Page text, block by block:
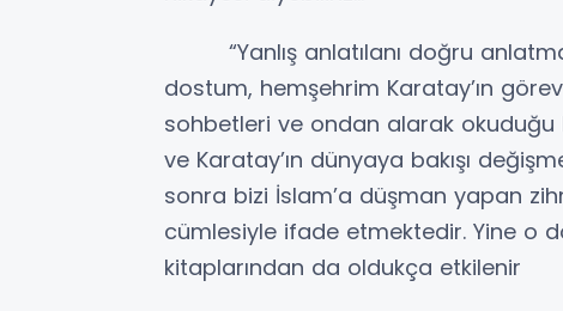
“Yanlış anlatılanı doğru
dostum, hemşehrim Karatay’ın
sohbetleri ve ondan alarak
ve Karatay’ın dünyaya bakışı
sonra bizi İslam’a düşman yapan
cümlesiyle ifade etmektedir. Yine o
kitaplarından da oldukça etkilenir